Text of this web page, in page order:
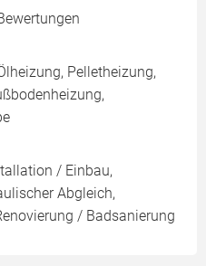
Pelletheizung,
/ Einbau,
Abgleich,
/ Badsanierung